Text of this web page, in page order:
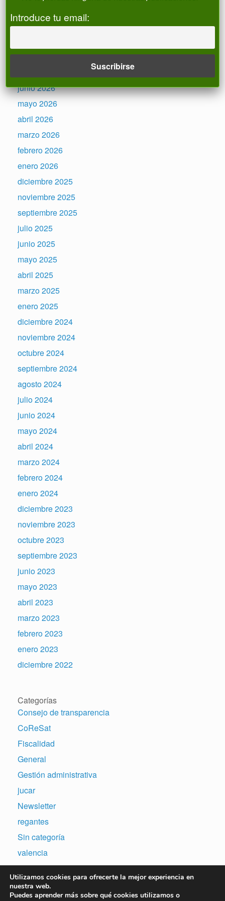
Registro de ALIAS
junio 2026
mayo 2026
abril 2026
marzo 2026
febrero 2026
enero 2026
diciembre 2025
noviembre 2025
septiembre 2025
julio 2025
junio 2025
mayo 2025
abril 2025
marzo 2025
enero 2025
diciembre 2024
noviembre 2024
octubre 2024
septiembre 2024
agosto 2024
julio 2024
junio 2024
mayo 2024
abril 2024
marzo 2024
febrero 2024
enero 2024
diciembre 2023
noviembre 2023
octubre 2023
septiembre 2023
junio 2023
mayo 2023
abril 2023
marzo 2023
febrero 2023
enero 2023
diciembre 2022
Categorías
Consejo de transparencia
CoReSat
Fiscalidad
General
Gestión administrativa
jucar
Newsletter
regantes
Sin categoría
valencia
Introduce tu email:
Utilizamos cookies para ofrecerte la mejor experiencia en
nuestra web.
Puedes aprender más sobre qué cookies utilizamos o